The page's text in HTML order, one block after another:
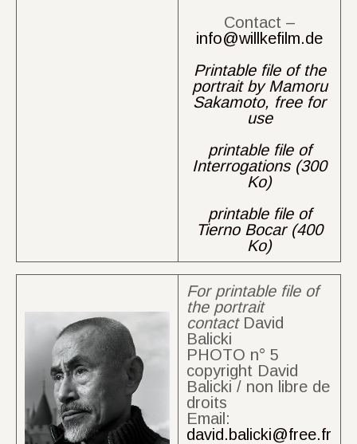
Contact –
info@willkefilm.de
Printable file of the
portrait by Mamoru
Sakamoto, free for
use
printable file of
Interrogations (300
Ko)
printable file of
Tierno Bocar (400
Ko)
For printable file of
the portrait
contact David
Balicki
PHOTO n° 5
copyright David
Balicki / non libre de
droits
Email:
david.balicki@free.fr